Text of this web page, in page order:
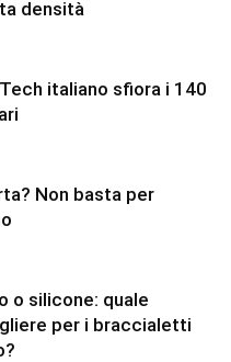
densità
italiano sfiora i 140
Non basta per
o silicone: quale
per i braccialetti